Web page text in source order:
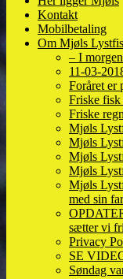
Kontakt
Mobilbetaling
Om Mjøls
– I
11-03-
Foråret er
Friske fisk
Friske
Mjøls
Mjøls
Mjøls
Mjøls
Mjøls
med sin far
sætter vi
Privacy
SE
Søndag